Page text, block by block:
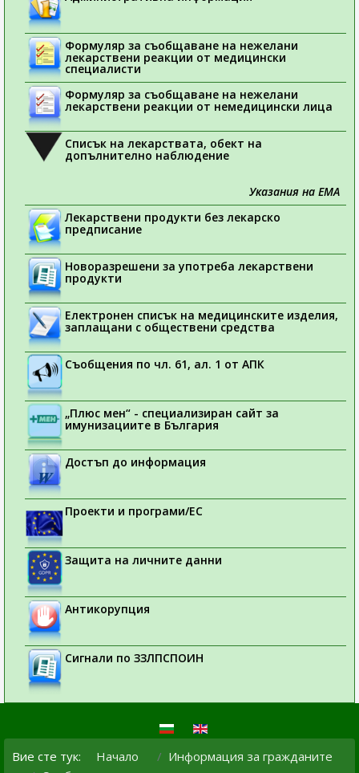
Формуляр за съобщаване на нежелани
лекарствени реакции от медицински
специалисти
Формуляр за съобщаване на нежелани
лекарствени реакции от немедицински лица
Списък на лекарствата, обект на
допълнително наблюдение
Указания на ЕМА
Лекарствени продукти без лекарско
предписание
Новоразрешени за употреба лекарствени
продукти
Електронен списък на медицинските изделия,
заплащани с обществени средства
Съобщения по чл. 61, ал. 1 от АПК
„Плюс мен“ - специализиран сайт за
имунизациите в България
Достъп до информация
Проекти и програми/ЕС
Защита на личните данни
Антикорупция
Сигнали по ЗЗЛПСПОИН
Вие сте тук: Начало
Информация за гражданите